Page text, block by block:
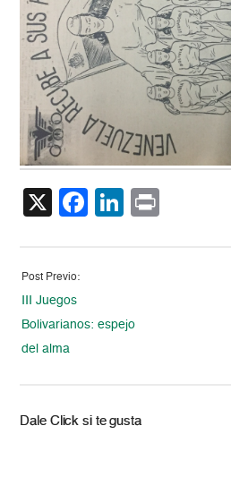
X Facebook
LinkedIn
Post Previo:
III Juegos
Bolivarianos: espejo
del alma
Dale Click si te gusta